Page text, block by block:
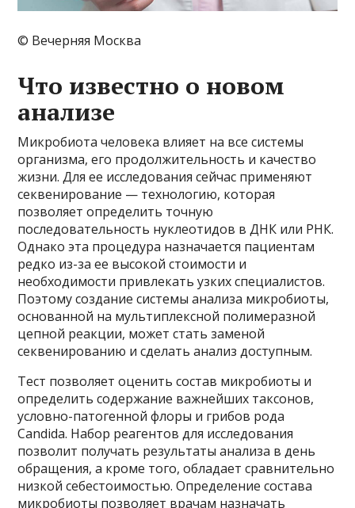
© Вечерняя Москва
Что известно о новом
анализе
Микробиота человека влияет на все системы
организма, его продолжительность и качество
жизни. Для ее исследования сейчас применяют
секвенирование — технологию, которая
позволяет определить точную
последовательность нуклеотидов в ДНК или РНК.
Однако эта процедура назначается пациентам
редко из-за ее высокой стоимости и
необходимости привлекать узких специалистов.
Поэтому создание системы анализа микробиоты,
основанной на мультиплексной полимеразной
цепной реакции, может стать заменой
секвенированию и сделать анализ доступным.
Тест позволяет оценить состав микробиоты и
определить содержание важнейших таксонов,
условно-патогенной флоры и грибов рода
Candida. Набор реагентов для исследования
позволит получать результаты анализа в день
обращения, а кроме того, обладает сравнительно
низкой себестоимостью. Определение состава
микробиоты позволяет врачам назначать